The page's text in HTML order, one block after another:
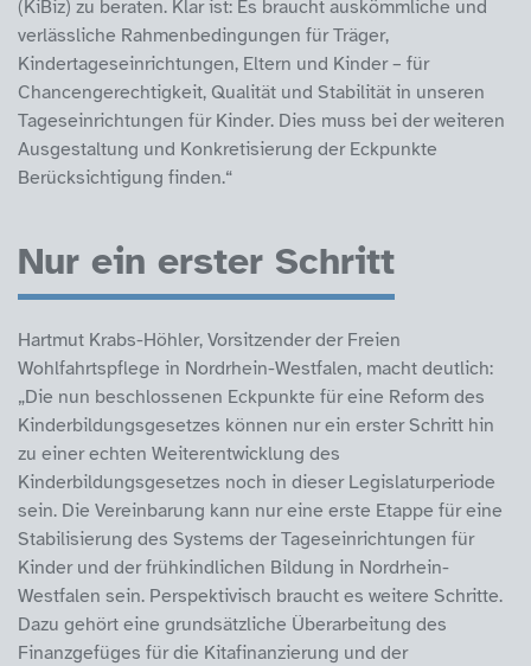
(KiBiz) zu beraten. Klar ist: Es braucht auskömmliche und
verlässliche Rahmenbedingungen für Träger,
Kindertageseinrichtungen, Eltern und Kinder – für
Chancengerechtigkeit, Qualität und Stabilität in unseren
Tageseinrichtungen für Kinder. Dies muss bei der weiteren
Ausgestaltung und Konkretisierung der Eckpunkte
Berücksichtigung finden.“
Nur ein erster Schritt
Hartmut Krabs-Höhler, Vorsitzender der Freien
Wohlfahrtspflege in Nordrhein-Westfalen, macht deutlich:
„Die nun beschlossenen Eckpunkte für eine Reform des
Kinderbildungsgesetzes können nur ein erster Schritt hin
zu einer echten Weiterentwicklung des
Kinderbildungsgesetzes noch in dieser Legislaturperiode
sein. Die Vereinbarung kann nur eine erste Etappe für eine
Stabilisierung des Systems der Tageseinrichtungen für
Kinder und der frühkindlichen Bildung in Nordrhein-
Westfalen sein. Perspektivisch braucht es weitere Schritte.
Dazu gehört eine grundsätzliche Überarbeitung des
Finanzgefüges für die Kitafinanzierung und der